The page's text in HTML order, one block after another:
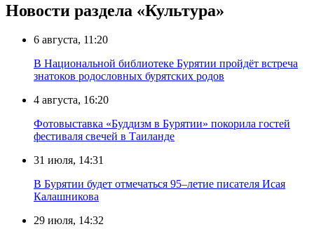
Новости раздела «Культура»
6 августа, 11:20
В Национальной библиотеке Бурятии пройдёт встреча
знатоков родословных бурятских родов
4 августа, 16:20
Фотовыставка «Буддизм в Бурятии» покорила гостей
фестиваля свечей в Таиланде
31 июля, 14:31
В Бурятии будет отмечаться 95–летие писателя Исая
Калашникова
29 июля, 14:32